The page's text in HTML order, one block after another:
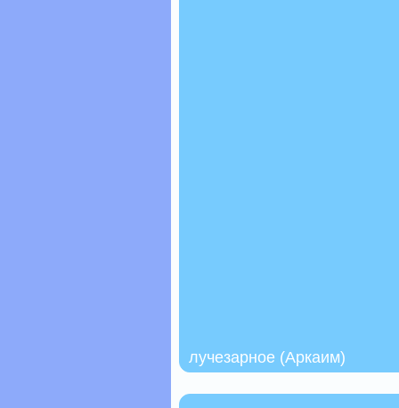
лучезарное (Аркаим)